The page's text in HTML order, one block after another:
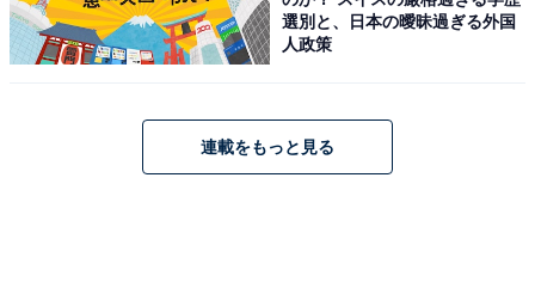
選別と、日本の曖昧過ぎる外国
人政策
連載をもっと見る